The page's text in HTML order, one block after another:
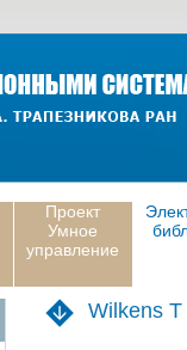
Проект
Умное
управление
Wilkens T